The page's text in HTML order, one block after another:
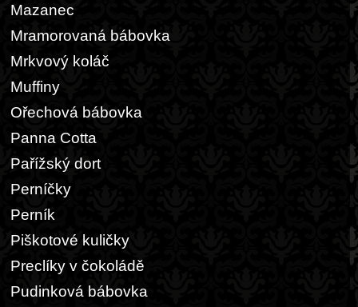
Mazanec
Mramorovaná bábovka
Mrkvový koláč
Muffiny
Ořechová bábovka
Panna Cotta
Pařížský dort
Perníčky
Perník
Piškotové kuličky
Preclíky v čokoládě
Pudinková bábovka